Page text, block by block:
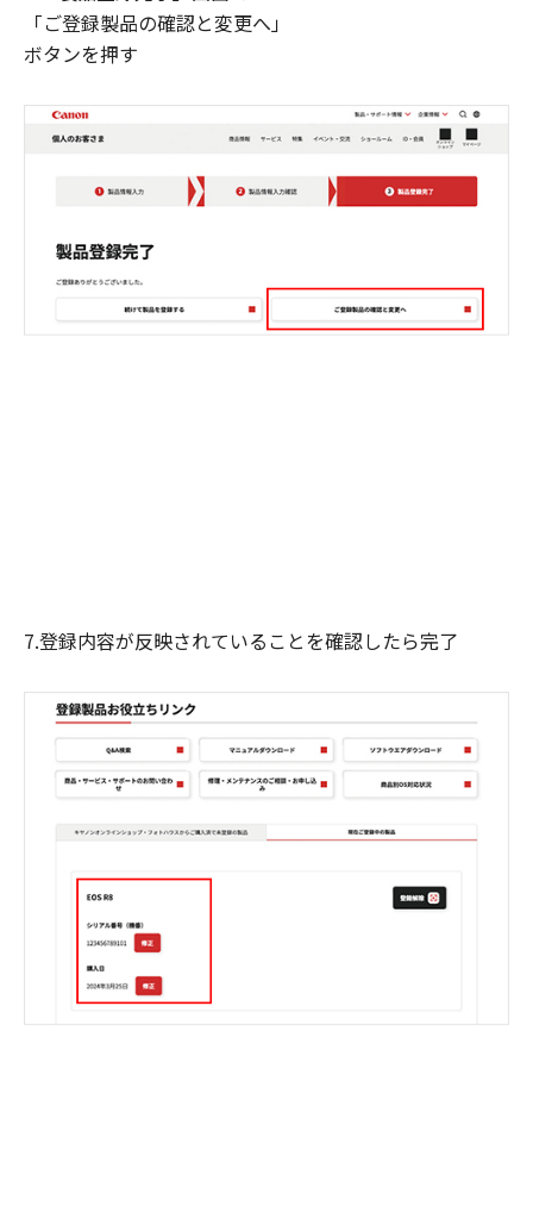
「ご登録製品の確認と変更へ」
ボタンを押す
7.登録内容が反映されていることを確認したら完了